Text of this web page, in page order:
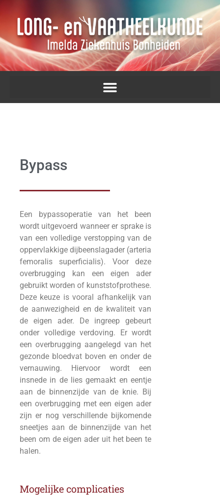
Bypass
Een bypassoperatie van het been
wordt uitgevoerd wanneer er sprake is
van een volledige verstopping van de
oppervlakkige dijbeenslagader (arteria
femoralis superficialis). Voor deze
overbrugging kan een eigen ader
gebruikt worden of kunststofprothese.
Deze keuze is vooral afhankelijk van
de aanwezigheid en de kwaliteit van
de eigen ader. De ingreep gebeurt
onder volledige verdoving. Er wordt
een overbrugging aangelegd van het
gezonde bloedvat boven en onder de
vernauwing. Hiervoor wordt een
insnede in de lies gemaakt en eentje
aan de binnenzijde van de knie. Bij
een overbrugging met een eigen ader
zijn er nog verschillende bijkomende
sneetjes aan de binnenzijde van het
been om de eigen ader uit het been te
halen.
Mogelijke complicaties